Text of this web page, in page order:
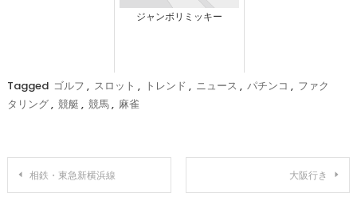
ジャンボリミッキー
Tagged ゴルフ , スロット , トレンド , ニュース , パチンコ , ファク
タリング, 競艇 , 競馬, 麻雀
投相鉄・東急新横浜線 大阪行き